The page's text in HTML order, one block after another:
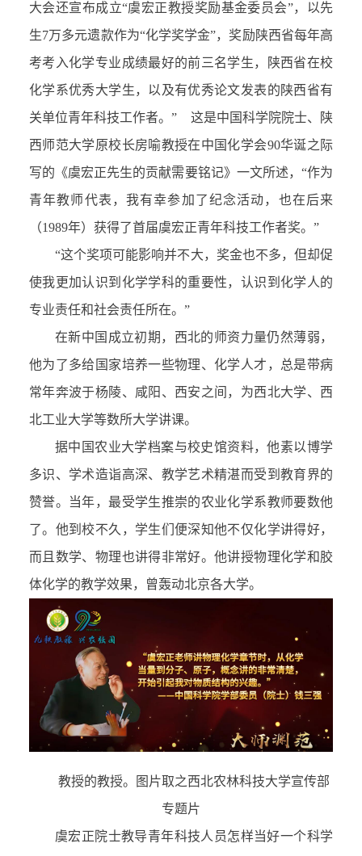
大会还宣布成立“虞宏正教授奖励基金委员会”，以先
生7万多元遗款作为“化学奖学金”，奖励陕西省每年高
考考入化学专业成绩最好的前三名学生，陕西省在校
化学系优秀大学生，以及有优秀论文发表的陕西省有
关单位青年科技工作者。” 这是中国科学院院士、陕
西师范大学原校长房喻教授在中国化学会90华诞之际
写的《虞宏正先生的贡献需要铭记》一文所述，“作为
青年教师代表，我有幸参加了纪念活动，也在后来
（1989年）获得了首届虞宏正青年科技工作者奖。”
“这个奖项可能影响并不大，奖金也不多，但却促
使我更加认识到化学学科的重要性，认识到化学人的
专业责任和社会责任所在。”
在新中国成立初期，西北的师资力量仍然薄弱，
他为了多给国家培养一些物理、化学人才，总是带病
常年奔波于杨陵、咸阳、西安之间，为西北大学、西
北工业大学等数所大学讲课。
据中国农业大学档案与校史馆资料，他素以博学
多识、学术造诣高深、教学艺术精湛而受到教育界的
赞誉。当年，最受学生推崇的农业化学系教师要数他
了。他到校不久，学生们便深知他不仅化学讲得好，
而且数学、物理也讲得非常好。他讲授物理化学和胶
体化学的教学效果，曾轰动北京各大学。
教授的教授。图片取之西北农林科技大学宣传部
专题片
虞宏正院士教导青年科技人员怎样当好一个科学